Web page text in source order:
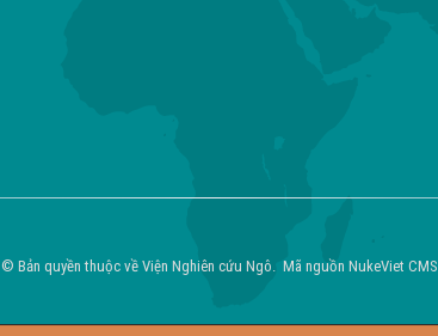
© Bản quyền thuộc về Viện Nghiên cứu Ngô. Mã nguồn NukeViet CMS